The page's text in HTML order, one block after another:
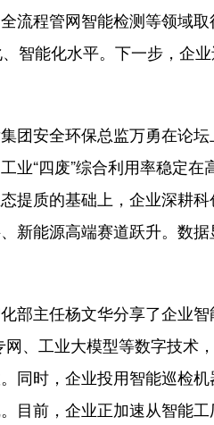
流程管网智能检测等领域
智能化水平。下一步，企
安全环保总监万勇在论坛
业“四废”综合利用率稳定
提质的基础上，企业深耕
新能源高端赛道跃升。数
主任杨文华分享了企业智
、工业大模型等数字技术
同时，企业投用智能巡检
目前，企业正加速从智能